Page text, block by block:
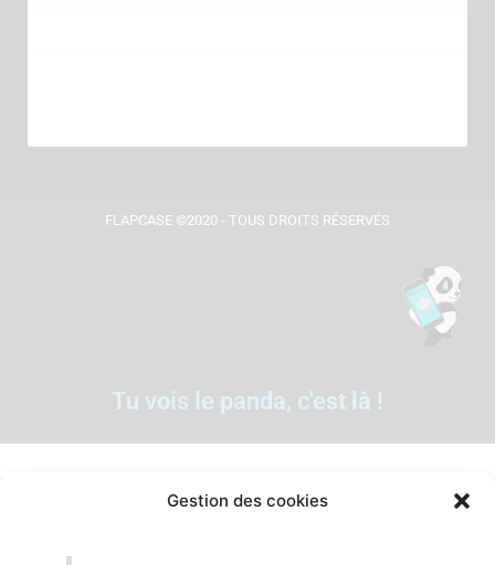
Gestion des cookies
FLAPCASE ©2020 - TOUS DROITS RÉSERVÉS
Tu vois le panda, c'est là !